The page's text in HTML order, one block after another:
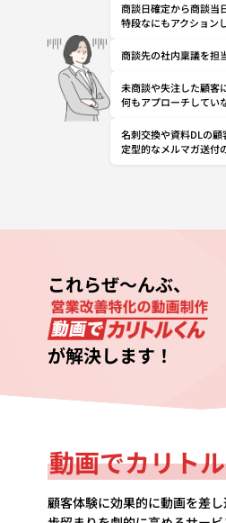
商談日確定から商談当
特段なにもアクション
商談先の社内稟議を担
未商談や失注した顧客
何もアプローチしてい
名刺交換や資料DLの顧
定型的なメルマガ送付
これらぜ～んぶ、
が解決します！
動画でカリト
顧客体験に効果的に動画を差し